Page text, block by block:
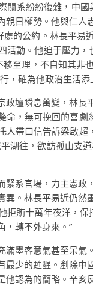
關系紛紛復雜，中
親日權勢。他與仁人
處的公約。林長平
活動。他迫于壓力
移至理，不自知其非
，確為他政治生活添
政壇瞬息萬變，林
命，無可挽回的喜
人帶口信告訴梁啟
湖往，欲訪孤山支
緊系官場，力主憲
異。林長平易近仍
拒賄十萬年夜洋，
，轉不外身來。”
滿墨客意氣甚至呆
最少的甦醒。剷除
他認為的簡略。辛